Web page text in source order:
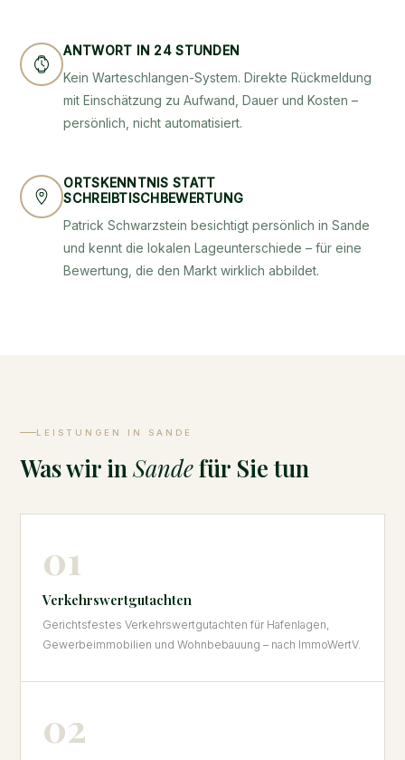
ANTWORT IN 24 STUNDEN
Kein Warteschlangen-System. Direkte Rückmeldung
mit Einschätzung zu Aufwand, Dauer und Kosten –
persönlich, nicht automatisiert.
ORTSKENNTNIS STATT
SCHREIBTISCHBEWERTUNG
Patrick Schwarzstein besichtigt persönlich in Sande
und kennt die lokalen Lageunterschiede – für eine
Bewertung, die den Markt wirklich abbildet.
LEISTUNGEN IN SANDE
Was wir inSandefür Sie tun
01
Verkehrswertgutachten
Gerichtsfestes Verkehrswertgutachten für Hafenlagen,
Gewerbeimmobilien und Wohnbebauung – nach ImmoWertV.
02